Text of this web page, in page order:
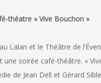
théatre « Vive Bouchon »
Lalan et le Théâtre de
une soirée café-théâtre. «
de Jean Dell et Gérard